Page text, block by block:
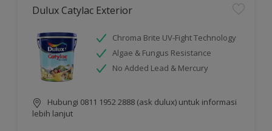
Dulux Catylac Exterior
Chroma Brite UV-Fight Technology
Algae & Fungus Resistance
No Added Lead & Mercury
Hubungi 0811 1952 2888 (ask dulux) untuk informasi
lebih lanjut